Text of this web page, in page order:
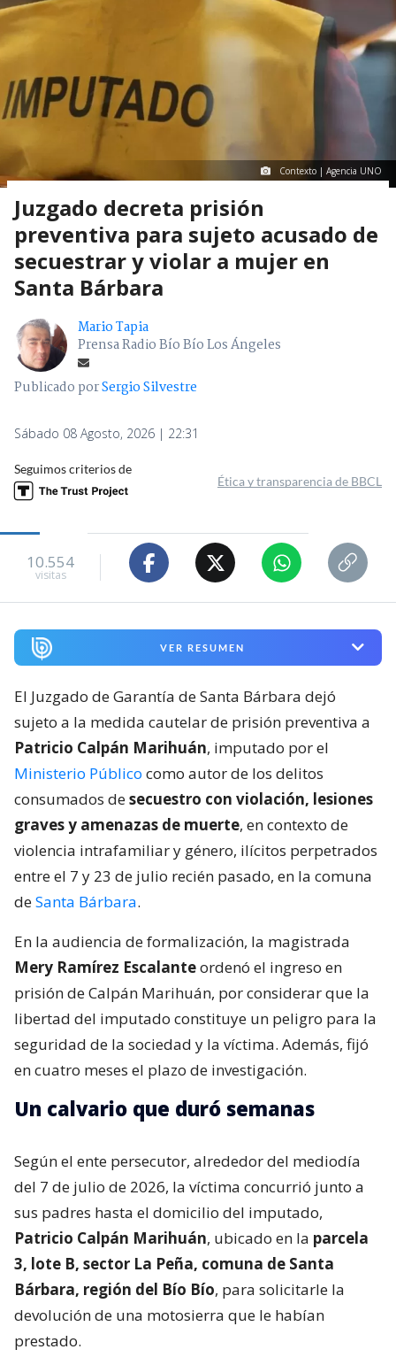
Contexto | Agencia UNO
Juzgado decreta prisión
preventiva para sujeto acusado de
secuestrar y violar a mujer en
Santa Bárbara
Mario Tapia
Prensa Radio Bío Bío Los Ángeles
Publicado porSergio Silvestre
Sábado 08 Agosto, 2026 | 22:31
Seguimos criterios de
Ética y transparencia de BBCL
10.554
visitas
VER RESUMEN
El Juzgado de Garantía de Santa Bárbara dejó
sujeto a la medida cautelar de prisión preventiva a
Patricio Calpán Marihuán, imputado por el
Ministerio Público como autor de los delitos
consumados desecuestro con violación, lesiones
graves y amenazas de muerte, en contexto de
violencia intrafamiliar y género, ilícitos perpetrados
entre el 7 y 23 de julio recién pasado, en la comuna
deSanta Bárbara.
En la audiencia de formalización, la magistrada
Mery Ramírez Escalanteordenó el ingreso en
prisión de Calpán Marihuán, por considerar que la
libertad del imputado constituye un peligro para la
seguridad de la sociedad y la víctima. Además, fijó
en cuatro meses el plazo de investigación.
Un calvario que duró semanas
Según el ente persecutor, alrededor del mediodía
del 7 de julio de 2026, la víctima concurrió junto a
sus padres hasta el domicilio del imputado,
Patricio Calpán Marihuán, ubicado en la parcela
3, lote B, sector La Peña, comuna de Santa
Bárbara, región del Bío Bío, para solicitarle la
devolución de una motosierra que le habían
prestado.